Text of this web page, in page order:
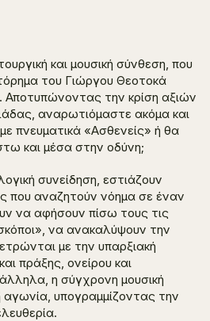
και μουσική σύνθεση, που
του Γιώργου Θεοτοκά
. Αποτυπώνοντας την κρίση αξιών
αναρωτιόμαστε ακόμα και
πνευματικά «Ασθενείς» ή θα
και μέσα στην οδύνη;
συνείδηση, εστιάζουν
που αναζητούν νόημα σε έναν
να αφήσουν πίσω τους τις
να ανακαλύψουν την
με την υπαρξιακή
πράξης, ονείρου και
η σύγχρονη μουσική
αγωνία, υπογραμμίζοντας την